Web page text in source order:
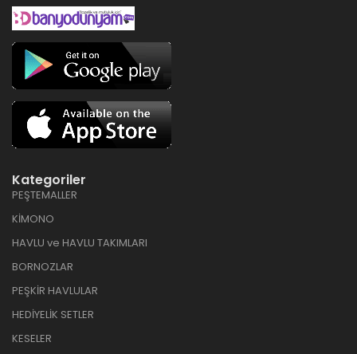
Kategoriler
PEŞTEMALLER
KİMONO
HAVLU ve HAVLU TAKIMLARI
BORNOZLAR
PEŞKİR HAVLULAR
HEDİYELİK SETLER
KESELER